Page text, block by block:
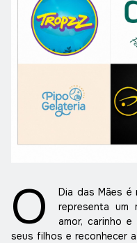
O Dia das Mães é
representa um
amor, carinho
seus filhos e reconhecer